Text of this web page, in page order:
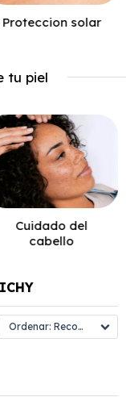
Proteccion solar
tu piel
Cuidado del
cabello
Recomendados